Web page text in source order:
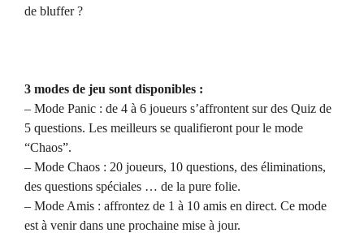
de bluffer ?
3 modes de jeu sont disponibles :
– Mode Panic : de 4 à 6 joueurs s’affrontent sur des Quiz de
5 questions. Les meilleurs se qualifieront pour le mode
“Chaos”.
– Mode Chaos : 20 joueurs, 10 questions, des éliminations,
des questions spéciales … de la pure folie.
– Mode Amis : affrontez de 1 à 10 amis en direct. Ce mode
est à venir dans une prochaine mise à jour.